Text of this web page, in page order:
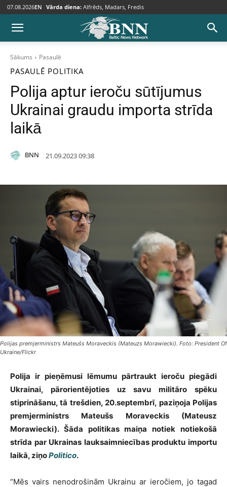
07.08.2026EN Vārda diena: Alfrēds, Madars, Fredis
Sākums Pasaulē
PASAULĒ POLITIKA
Polija aptur ieroču sūtījumus
Ukrainai graudu importa strīda
laikā
BNN 21.09.2023 09:38
Polijas premjerministrs Mateušs Moraveckis (Mateuzs Morawiecki). Foto: President Of
Ukraine/Flickr
Polija ir pieņēmusi lēmumu pārtraukt ieroču piegādi
Ukrainai, pārorientējoties uz savu militāro spēku
stiprināšanu, tā trešdien, 20.septembrī, paziņoja Polijas
premjerministrs Mateušs Moraveckis (Mateusz
Morawiecki). Šāda politikas maiņa notiek notiekošā
strīda par Ukrainas lauksaimniecības produktu importu
laikā, ziņoPolitico.
“Mēs vairs nenodrošinām Ukrainu ar ieročiem, jo tagad